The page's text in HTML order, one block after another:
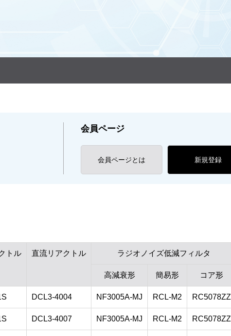
会員ページ
会員ページとは 新規登録
トル 直流リアクトル ラジオノイズ低減フィルタ
高減衰形 簡易形 コア形
DCL3-4004 NF3005A-MJ RCL-M2 RC5078ZZ
DCL3-4007 NF3005A-MJ RCL-M2 RC5078ZZ